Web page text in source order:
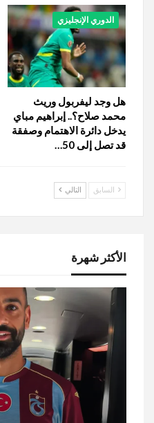
الدوري الإنجليزي
هل وجد ليفربول وريث
محمد صلاح؟.. إبراهيم مباي
يدخل دائرة الاهتمام وصفقة
قد تصل إلى 50…
السابق التالي
الأكثر شهرة